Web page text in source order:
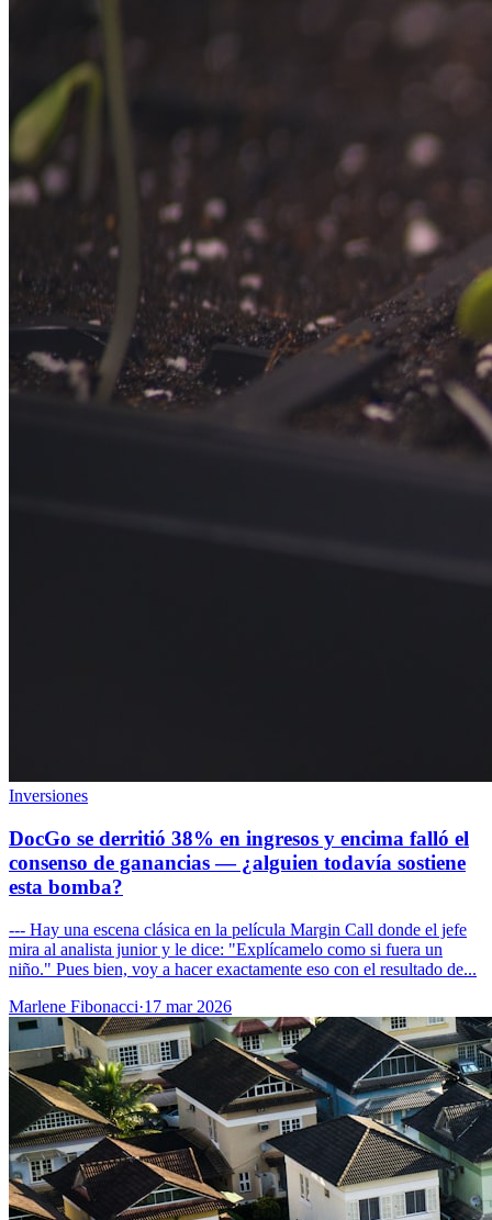
Inversiones
DocGo se derritió 38% en ingresos y encima falló el
consenso de ganancias — ¿alguien todavía sostiene
esta bomba?
--- Hay una escena clásica en la película Margin Call donde el jefe
mira al analista junior y le dice: "Explícamelo como si fuera un
niño." Pues bien, voy a hacer exactamente eso con el resultado de...
Marlene Fibonacci·17 mar 2026